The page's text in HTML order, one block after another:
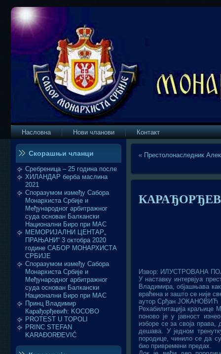
Насловна Нови чланови Контакт
Скорашњи чланци
Сребреница – 25 година после
ХИЛАНДАР берба маслина
2021
Споразумом између Сабора
Монархиста Србије и
Међународног арбитражног
суда основан Балкански
Национални Биро при МАС
МЕМОРИЈАЛНИ ЦЕНТАР„
ПРАЊАНИ“ 3 октобра 2020
године САБОР МОНАРХИСТА
СРБИЈЕ
Споразумом између Сабора
Монархиста Србије и
Међународног арбитражног
суда основан Балкански
Национални Биро при МАС
Принц Владимир
Карађорђевић: KOСОВО
PROTEST U TOPOLI
PRINC STEFAN
KARAĐORĐEVIĆ
« Престолонаследник
Извор: ИЛУСТРОВАНА
У наставку интервјуа
Владимира, објашњава
враћена и зашто се није
аутор Срђан ЈОКАНОВИЋ
Рехабилитација краљице
поново је у јавност
изборе се за своја
дешава. У једном
породице, чинило се да
био привремени предах.